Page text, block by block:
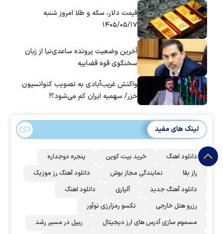
قیمت دلار، سکه و طلا امروز شنبه
۱۴۰۵/۰۵/۱۷
آخرین وضعیت پرونده ساعدی‌نیا از زبان
سخنگوی قوه قضاییه
واکنش غریب‌آبادی به تصویب کنوانسیون
خزر/ سهمیه ایران کم می‌شود؟!
لینک های مفید
دانلود اهنگ خرید بیت کوین
پنجره دوجداره
راز بقا
نمایندگی مجاز بوش
دانلود آهنگ رز‌ موزیک
دانلود آهنگ جدید
آلپاری
دانلود اهنگ
رزرو هتل خارجی
نکسو رمزارزی نوآور
مسموم سازی آدرس های ارز دیجیتال
ریپل در مسیر رشد